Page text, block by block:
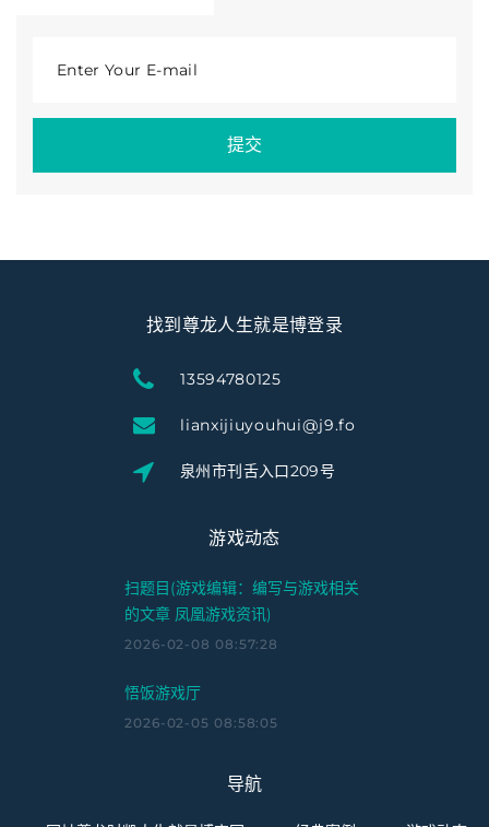
Enter Your E-mail
提交
找到尊龙人生就是博登录
13594780125
lianxijiuyouhui@j9.fo
泉州市刊舌入口209号
游戏动态
扫题目(游戏编辑：编写与游戏相关
的文章 凤凰游戏资讯)
2026-02-08 08:57:28
悟饭游戏厅
2026-02-05 08:58:05
导航